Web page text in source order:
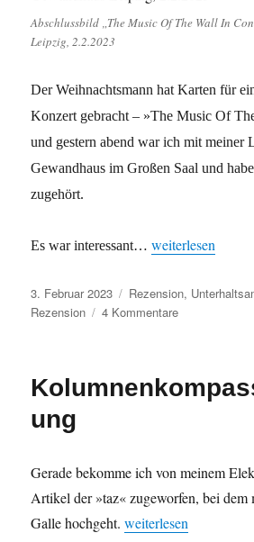
Abschlussbild „The Music Of The Wall In
Leipzig, 2.2.2023
Der Weihnachtsmann hat Karten für
Konzert gebracht – »The Music Of
und gestern abend war ich mit meiner
Gewandhaus im Großen Saal und
zugehört.
Es war interessant…„Im Ton vergriffen“
weiterlesen
Veröffentlicht
am
3. Februar 2023 Kategorien
Rezension,
Rezension
4 Kommentarezu
ung
Gerade bekomme ich von meinem
Artikel der »taz« zugeworfen, bei
Galle hochgeht.weiterlesen